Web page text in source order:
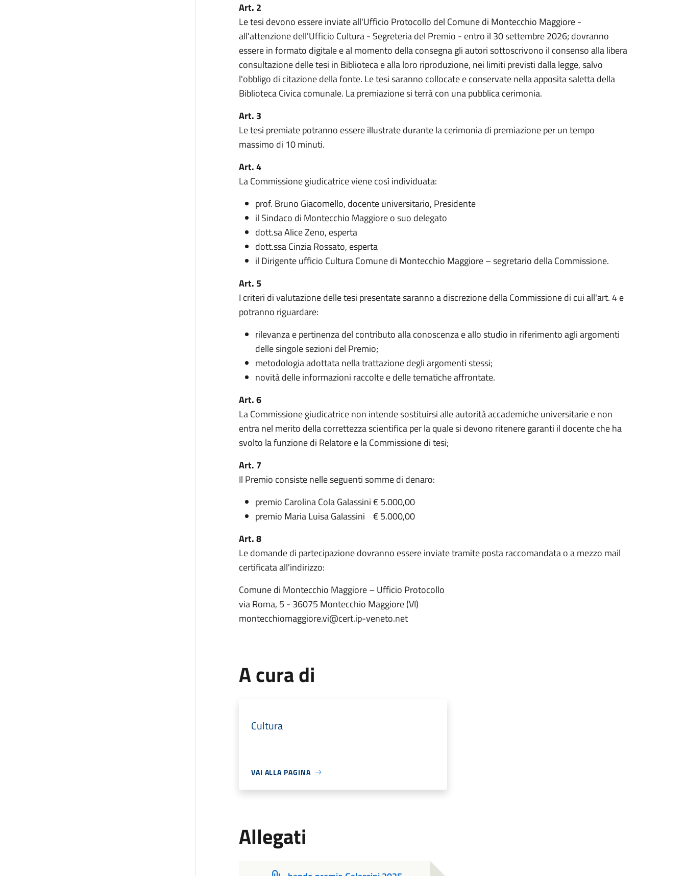
Art. 2
Le tesi devono essere inviate all'Ufficio Protocollo del Comune di Montecchio Maggiore -
all'attenzione dell'Ufficio Cultura - Segreteria del Premio - entro il 30 settembre 2026; dovranno
essere in formato digitale e al momento della consegna gli autori sottoscrivono il consenso alla libera
consultazione delle tesi in Biblioteca e alla loro riproduzione, nei limiti previsti dalla legge, salvo
l'obbligo di citazione della fonte. Le tesi saranno collocate e conservate nella apposita saletta della
Biblioteca Civica comunale. La premiazione si terrà con una pubblica cerimonia.
Art. 3
Le tesi premiate potranno essere illustrate durante la cerimonia di premiazione per un tempo
massimo di 10 minuti.
Art. 4
La Commissione giudicatrice viene così individuata:
prof. Bruno Giacomello, docente universitario, Presidente
il Sindaco di Montecchio Maggiore o suo delegato
dott.sa Alice Zeno, esperta
dott.ssa Cinzia Rossato, esperta
il Dirigente ufficio Cultura Comune di Montecchio Maggiore – segretario della Commissione.
Art. 5
I criteri di valutazione delle tesi presentate saranno a discrezione della Commissione di cui all'art. 4 e
potranno riguardare:
rilevanza e pertinenza del contributo alla conoscenza e allo studio in riferimento agli argomenti
delle singole sezioni del Premio;
metodologia adottata nella trattazione degli argomenti stessi;
novità delle informazioni raccolte e delle tematiche affrontate.
Art. 6
La Commissione giudicatrice non intende sostituirsi alle autorità accademiche universitarie e non
entra nel merito della correttezza scientifica per la quale si devono ritenere garanti il docente che ha
svolto la funzione di Relatore e la Commissione di tesi;
Art. 7
Il Premio consiste nelle seguenti somme di denaro:
premio Carolina Cola Galassini € 5.000,00
premio Maria Luisa Galassini € 5.000,00
Art. 8
Le domande di partecipazione dovranno essere inviate tramite posta raccomandata o a mezzo mail
certificata all'indirizzo:
Comune di Montecchio Maggiore – Ufficio Protocollo
via Roma, 5 - 36075 Montecchio Maggiore (VI)
montecchiomaggiore.vi@cert.ip-veneto.net
A cura di
Cultura
VAI ALLA PAGINA
Allegati